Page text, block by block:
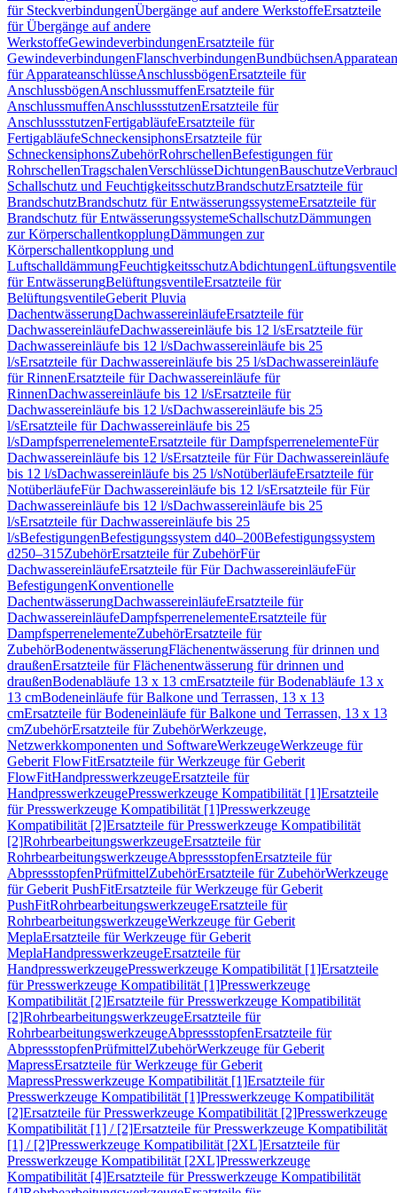
für SteckverbindungenÜbergänge auf andere WerkstoffeErsatzteile
für Übergänge auf andere
WerkstoffeGewindeverbindungenErsatzteile für
GewindeverbindungenFlanschverbindungenBundbüchsen
für ApparateanschlüsseAnschlussbögenErsatzteile für
AnschlussbögenAnschlussmuffenErsatzteile für
AnschlussmuffenAnschlussstutzenErsatzteile für
AnschlussstutzenFertigabläufeErsatzteile für
FertigabläufeSchneckensiphonsErsatzteile für
SchneckensiphonsZubehörRohrschellenBefestigungen für
RohrschellenTragschalenVerschlüsseDichtungenBauschutze
Schallschutz und FeuchtigkeitsschutzBrandschutzErsatzteile für
BrandschutzBrandschutz für EntwässerungssystemeErsatzteile für
Brandschutz für EntwässerungssystemeSchallschutzDämmungen
zur KörperschallentkopplungDämmungen zur
Körperschallentkopplung und
LuftschalldämmungFeuchtigkeitsschutzAbdichtungenLüftungsventile
für EntwässerungBelüftungsventileErsatzteile für
BelüftungsventileGeberit Pluvia
DachentwässerungDachwassereinläufeErsatzteile für
DachwassereinläufeDachwassereinläufe bis 12 l/sErsatzteile für
Dachwassereinläufe bis 12 l/sDachwassereinläufe bis 25
l/sErsatzteile für Dachwassereinläufe bis 25 l/sDachwassereinläufe
für RinnenErsatzteile für Dachwassereinläufe für
RinnenDachwassereinläufe bis 12 l/sErsatzteile für
Dachwassereinläufe bis 12 l/sDachwassereinläufe bis 25
l/sErsatzteile für Dachwassereinläufe bis 25
l/sDampfsperrenelementeErsatzteile für DampfsperrenelementeFür
Dachwassereinläufe bis 12 l/sErsatzteile für Für Dachwassereinläufe
bis 12 l/sDachwassereinläufe bis 25 l/sNotüberläufeErsatzteile für
NotüberläufeFür Dachwassereinläufe bis 12 l/sErsatzteile für Für
Dachwassereinläufe bis 12 l/sDachwassereinläufe bis 25
l/sErsatzteile für Dachwassereinläufe bis 25
l/sBefestigungenBefestigungssystem d40–200Befestigungssystem
d250–315ZubehörErsatzteile für ZubehörFür
DachwassereinläufeErsatzteile für Für DachwassereinläufeFür
BefestigungenKonventionelle
DachentwässerungDachwassereinläufeErsatzteile für
DachwassereinläufeDampfsperrenelementeErsatzteile für
DampfsperrenelementeZubehörErsatzteile für
ZubehörBodenentwässerungFlächenentwässerung für drinnen und
draußenErsatzteile für Flächenentwässerung für drinnen und
draußenBodenabläufe 13 x 13 cmErsatzteile für Bodenabläufe 13 x
13 cmBodeneinläufe für Balkone und Terrassen, 13 x 13
cmErsatzteile für Bodeneinläufe für Balkone und Terrassen, 13 x 13
cmZubehörErsatzteile für ZubehörWerkzeuge,
Netzwerkkomponenten und SoftwareWerkzeugeWerkzeuge für
Geberit FlowFitErsatzteile für Werkzeuge für Geberit
FlowFitHandpresswerkzeugeErsatzteile für
HandpresswerkzeugePresswerkzeuge Kompatibilität [1]Ersatzteile
für Presswerkzeuge Kompatibilität [1]Presswerkzeuge
Kompatibilität [2]Ersatzteile für Presswerkzeuge Kompatibilität
[2]RohrbearbeitungswerkzeugeErsatzteile für
RohrbearbeitungswerkzeugeAbpressstopfenErsatzteile für
AbpressstopfenPrüfmittelZubehörErsatzteile für ZubehörWerkzeuge
für Geberit PushFitErsatzteile für Werkzeuge für Geberit
PushFitRohrbearbeitungswerkzeugeErsatzteile für
RohrbearbeitungswerkzeugeWerkzeuge für Geberit
MeplaErsatzteile für Werkzeuge für Geberit
MeplaHandpresswerkzeugeErsatzteile für
HandpresswerkzeugePresswerkzeuge Kompatibilität [1]Ersatzteile
für Presswerkzeuge Kompatibilität [1]Presswerkzeuge
Kompatibilität [2]Ersatzteile für Presswerkzeuge Kompatibilität
[2]RohrbearbeitungswerkzeugeErsatzteile für
RohrbearbeitungswerkzeugeAbpressstopfenErsatzteile für
AbpressstopfenPrüfmittelZubehörWerkzeuge für Geberit
MapressErsatzteile für Werkzeuge für Geberit
MapressPresswerkzeuge Kompatibilität [1]Ersatzteile für
Presswerkzeuge Kompatibilität [1]Presswerkzeuge Kompatibilität
[2]Ersatzteile für Presswerkzeuge Kompatibilität [2]Presswerkzeuge
Kompatibilität [1] / [2]Ersatzteile für Presswerkzeuge Kompatibilität
[1] / [2]Presswerkzeuge Kompatibilität [2XL]Ersatzteile für
Presswerkzeuge Kompatibilität [2XL]Presswerkzeuge
Kompatibilität [4]Ersatzteile für Presswerkzeuge Kompatibilität